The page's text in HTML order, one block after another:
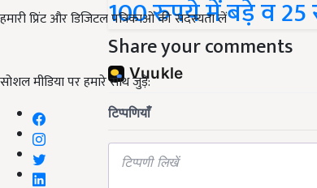
हमारी प्रिंट और डिजिटल पत्रिकाओं की सदस्यता लें
सोशल मीडिया पर हमारे साथ जुड़ें:
100 रुपये में बड़े व 25
Share your comments